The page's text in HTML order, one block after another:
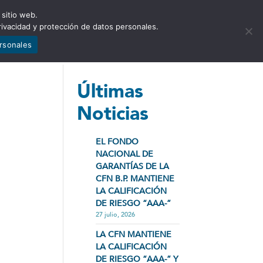
NOTICIAS CONTÁCTENOS
Últimas
Noticias
EL FONDO
NACIONAL DE
GARANTÍAS DE LA
CFN B.P. MANTIENE
LA CALIFICACIÓN
DE RIESGO “AAA-”
27 julio, 2026
LA CFN MANTIENE
LA CALIFICACIÓN
DE RIESGO “AAA-” Y
sitio web.
y protección de datos personales.